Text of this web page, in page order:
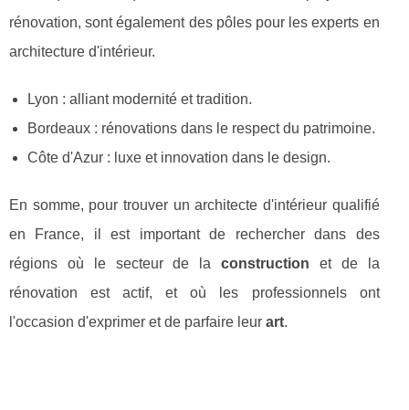
rénovation, sont également des pôles pour les experts en
architecture d'intérieur.
Lyon : alliant modernité et tradition.
Bordeaux : rénovations dans le respect du patrimoine.
Côte d'Azur : luxe et innovation dans le design.
En somme, pour trouver un architecte d'intérieur qualifié
en France, il est important de rechercher dans des
régions où le secteur de laconstruction et de la
rénovation est actif, et où les professionnels ont
l'occasion d'exprimer et de parfaire leur art.